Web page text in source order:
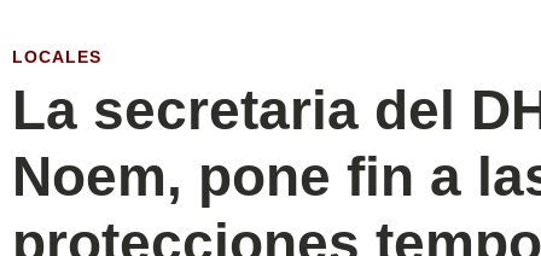
LOCALES
La secretaria del
Noem, pone fin a
protecciones